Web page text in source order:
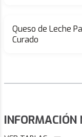
Queso de Leche
Curado
INFORMACIÓN